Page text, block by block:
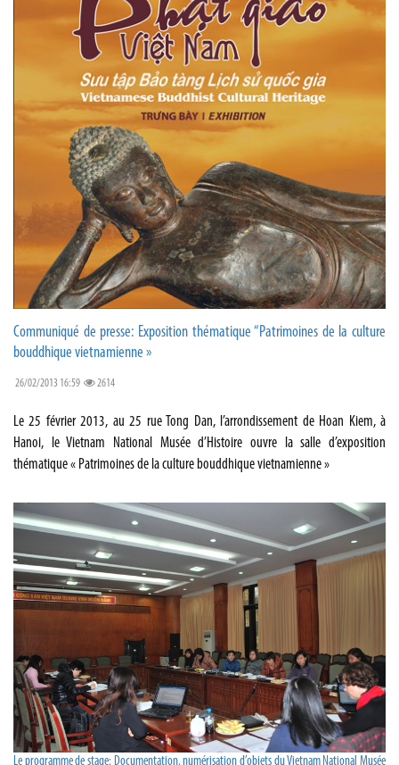
Communiqué de presse: Exposition thématique “Patrimoines de la culture
bouddhique vietnamienne »
26/02/2013 16:59 2614
Le 25 février 2013, au 25 rue Tong Dan, l’arrondissement de Hoan Kiem, à
Hanoi, le Vietnam National Musée d’Histoire ouvre la salle d’exposition
thématique « Patrimoines de la culture bouddhique vietnamienne »
Le programme de stage: Documentation, numérisation d’objets du Vietnam National Musée